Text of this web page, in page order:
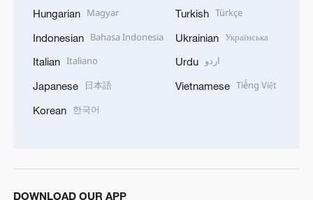
Hungarian Magyar
Indonesian Bahasa Indonesia
Italian Italiano
Japanese 日本語
Korean 한국어
Turkish Türkçe
Ukrainian Українська
Urdu اردو
Vietnamese Tiếng Việt
DOWNLOAD OUR APP